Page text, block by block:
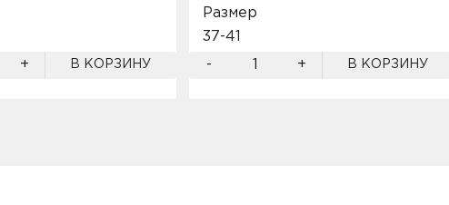
+ В КОРЗИНУ
Размер
37-41
- + В КОРЗИНУ